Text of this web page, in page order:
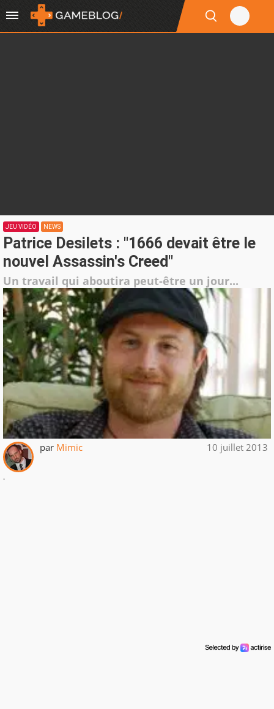
JEU VIDÉO NEWS
Patrice Desilets : "1666 devait être le
nouvel Assassin's Creed"
Un travail qui aboutira peut-être un jour...
par Mimic 10 juillet 2013
.